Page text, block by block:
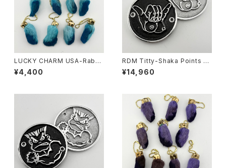
LUCKY CHARM USA-Rabbi
ts Foot key chain,Teal N.O.
S.
¥4,400
RDM Titty-Shaka Points C
over for HD
¥14,960